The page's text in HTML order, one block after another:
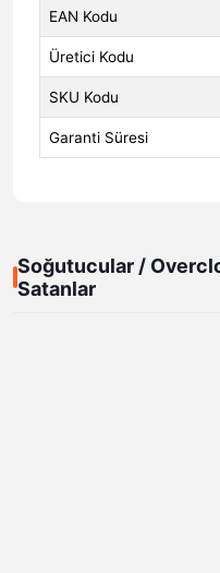
EAN Kodu
Üretici Kodu
SKU Kodu
Garanti Süresi
Soğutucular /
Satanlar